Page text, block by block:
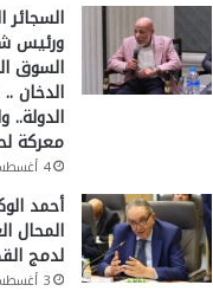
السجائر
ورئيس
السوق
الدخان ..
الدولة..
معركة
4 أغسطس، 2026
أحمد
المحال
لدمج
3 أغسطس، 2026